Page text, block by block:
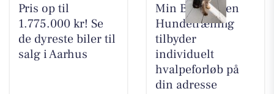
Pris op til
1.775.000 kr! Se
de dyreste biler til
salg i Aarhus
Min Bedste Ven
Hundetræning
tilbyder
individuelt
hvalpeforløb på
din adresse